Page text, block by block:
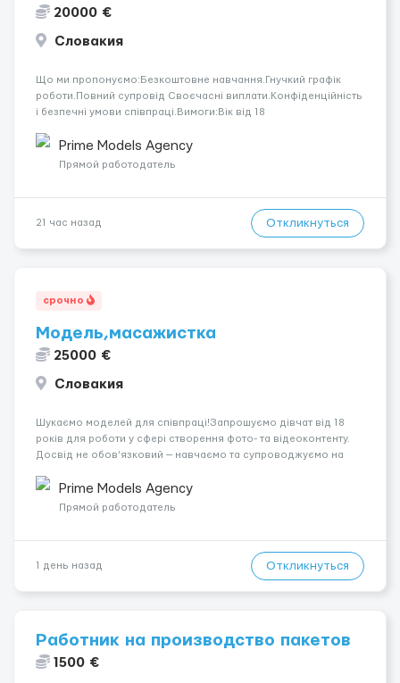
20000 €
Словакия
Що ми пропонуємо:Безкоштовне навчання.Гнучкий графік
роботи.Повний супровід Своєчасні виплати.Конфіденційність
і безпечні умови співпраці.Вимоги:Вік від 18
розвиватися.Досвід не обов’язковий.Якщо вас зацікавила
вакансія — залишайте відгук, і ми зв’яжемося ...
Prime Models Agency
Прямой работодатель
21 час назад Откликнуться
срочно
Модель,масажистка
25000 €
Словакия
Шукаємо моделей для співпраці!Запрошуємо дівчат від 18
років для роботи у сфері створення фото- та відеоконтенту.
Досвід не обов’язковий — навчаємо та супроводжуємо на
конфіденційність і професійну підтримку. Працюємо офіційно,
поважаємо особ...
Prime Models Agency
Прямой работодатель
1 день назад Откликнуться
Работник на производство пакетов
1500 €